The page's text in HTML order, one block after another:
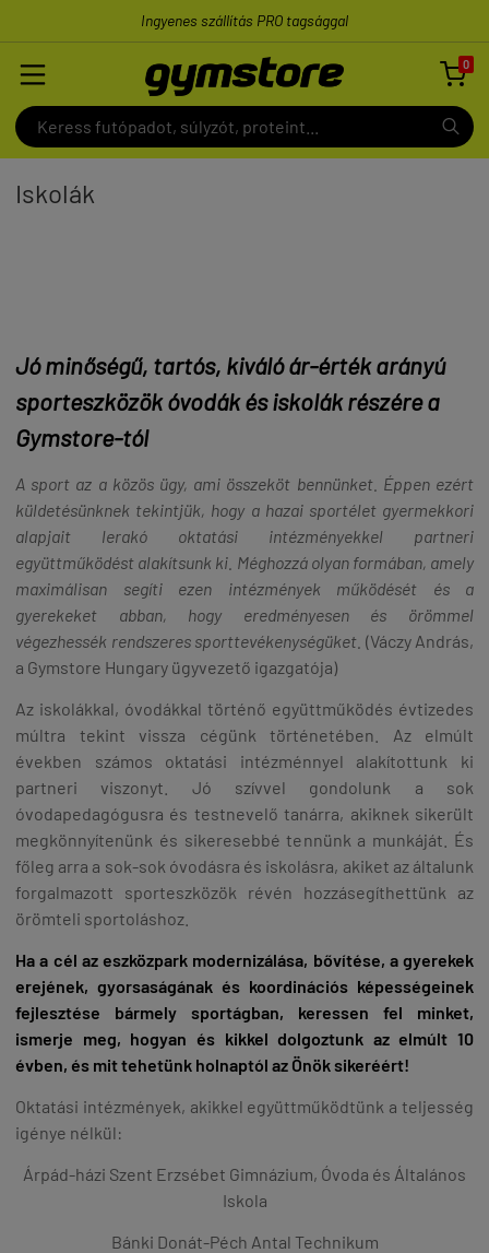
Ingyenes szállítás PRO tagsággal
0

Iskolák
Jó minőségű, tartós, kiváló ár-érték arányú
sporteszközök óvodák és iskolák részére a
Gymstore-tól
A sport az a közös ügy, ami összeköt bennünket. Éppen ezért
küldetésünknek tekintjük, hogy a hazai sportélet gyermekkori
alapjait lerakó oktatási intézményekkel partneri
együttműködést alakítsunk ki. Méghozzá olyan formában, amely
maximálisan segíti ezen intézmények működését és a
gyerekeket abban, hogy eredményesen és örömmel
végezhessék rendszeres sporttevékenységüket. (Váczy András,
a Gymstore Hungary ügyvezető igazgatója)
Az iskolákkal, óvodákkal történő együttműködés évtizedes
múltra tekint vissza cégünk történetében. Az elmúlt
években számos oktatási intézménnyel alakítottunk ki
partneri viszonyt. Jó szívvel gondolunk a sok
óvodapedagógusra és testnevelő tanárra, akiknek sikerült
megkönnyítenünk és sikeresebbé tennünk a munkáját. És
főleg arra a sok-sok óvodásra és iskolásra, akiket az általunk
forgalmazott sporteszközök révén hozzásegíthettünk az
örömteli sportoláshoz.
Ha a cél az eszközpark modernizálása, bővítése, a gyerekek
erejének, gyorsaságának és koordinációs képességeinek
fejlesztése bármely sportágban, keressen fel minket,
ismerje meg, hogyan és kikkel dolgoztunk az elmúlt 10
évben, és mit tehetünk holnaptól az Önök sikeréért!
Oktatási intézmények, akikkel együttműködtünk a teljesség
igénye nélkül:
Árpád-házi Szent Erzsébet Gimnázium, Óvoda és Általános
Iskola
Bánki Donát-Péch Antal Technikum